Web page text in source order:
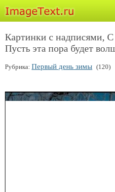
Картинки с надписями,
Пусть эта пора будет
Рубрика: Первый день зимы (120)